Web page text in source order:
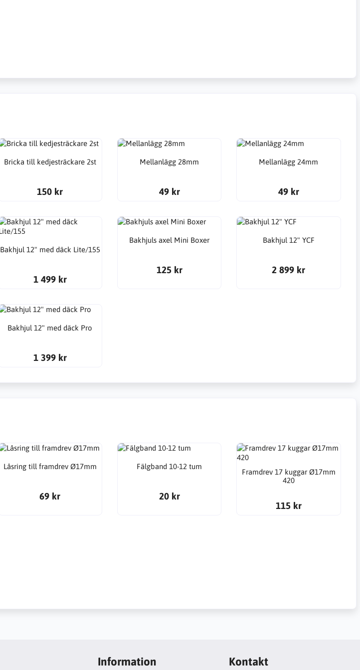
Bricka till kedjesträckare 2st
150 kr
Mellanlägg 28mm
49 kr
Mellanlägg 24mm
49 kr
Bakhjul 12" med däck Lite/155
1 499 kr
Bakhjuls axel Mini Boxer
125 kr
Bakhjul 12" YCF
2 899 kr
Bakhjul 12" med däck Pro
1 399 kr
Låsring till framdrev Ø17mm
69 kr
Fälgband 10-12 tum
20 kr
Framdrev 17 kuggar Ø17mm
420
115 kr
Information Kontakt